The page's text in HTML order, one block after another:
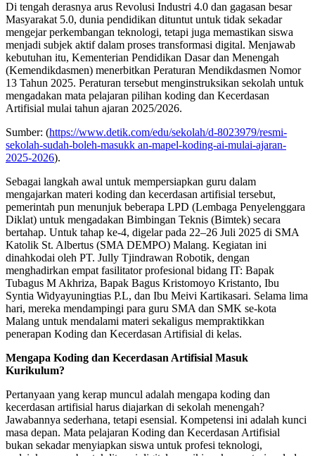
Di tengah derasnya arus Revolusi Industri 4.0 dan gagasan besar
Masyarakat 5.0, dunia pendidikan dituntut untuk tidak sekadar
mengejar perkembangan teknologi, tetapi juga memastikan siswa
menjadi subjek aktif dalam proses transformasi digital. Menjawab
kebutuhan itu, Kementerian Pendidikan Dasar dan Menengah
(Kemendikdasmen) menerbitkan Peraturan Mendikdasmen Nomor
13 Tahun 2025. Peraturan tersebut menginstruksikan sekolah untuk
mengadakan mata pelajaran pilihan koding dan Kecerdasan
Artifisial mulai tahun ajaran 2025/2026.
Sumber: (https://www.detik.com/edu/sekolah/d-8023979/resmi-
sekolah-sudah-boleh-masukk an-mapel-koding-ai-mulai-ajaran-
2025-2026).
Sebagai langkah awal untuk mempersiapkan guru dalam
mengajarkan materi koding dan kecerdasan artifisial tersebut,
pemerintah pun menunjuk beberapa LPD (Lembaga Penyelenggara
Diklat) untuk mengadakan Bimbingan Teknis (Bimtek) secara
bertahap. Untuk tahap ke-4, digelar pada 22–26 Juli 2025 di SMA
Katolik St. Albertus (SMA DEMPO) Malang. Kegiatan ini
dinahkodai oleh PT. Jully Tjindrawan Robotik, dengan
menghadirkan empat fasilitator profesional bidang IT: Bapak
Tubagus M Akhriza, Bapak Bagus Kristomoyo Kristanto, Ibu
Syntia Widyayuningtias P.L, dan Ibu Meivi Kartikasari. Selama lima
hari, mereka mendampingi para guru SMA dan SMK se-kota
Malang untuk mendalami materi sekaligus mempraktikkan
penerapan Koding dan Kecerdasan Artifisial di kelas.
Mengapa Koding dan Kecerdasan Artifisial Masuk
Kurikulum?
Pertanyaan yang kerap muncul adalah mengapa koding dan
kecerdasan artifisial harus diajarkan di sekolah menengah?
Jawabannya sederhana, tetapi esensial. Kompetensi ini adalah kunci
masa depan. Mata pelajaran Koding dan Kecerdasan Artifisial
bukan sekadar menyiapkan siswa untuk profesi teknologi,